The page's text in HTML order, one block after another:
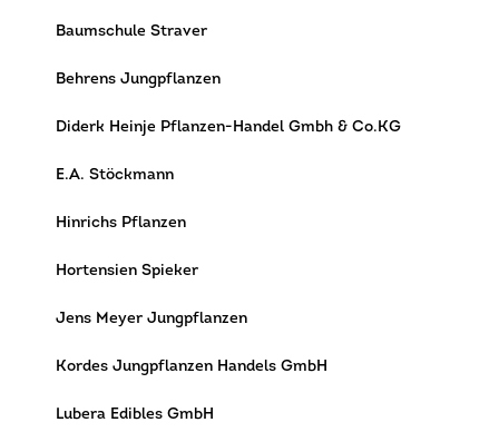
Baumschule Straver
Behrens Jungpflanzen
Diderk Heinje Pflanzen-Handel Gmbh & Co.KG
E.A. Stöckmann
Hinrichs Pflanzen
Hortensien Spieker
Jens Meyer Jungpflanzen
Kordes Jungpflanzen Handels GmbH
Lubera Edibles GmbH